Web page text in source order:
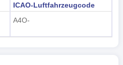
ICAO-Luftfahrzeugcode
A4O-